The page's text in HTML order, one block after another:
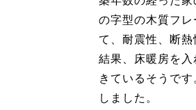
の字型の木質フ
て、耐震性、断熱
結果、床暖房を
きているそうで
しました。